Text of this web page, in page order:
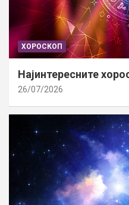
ХОРОСКОП
Најинтересните
26/07/2026